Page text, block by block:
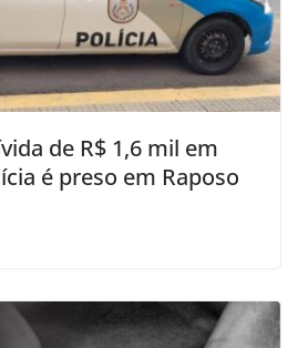
de R$ 1,6 mil em
é preso em Raposo